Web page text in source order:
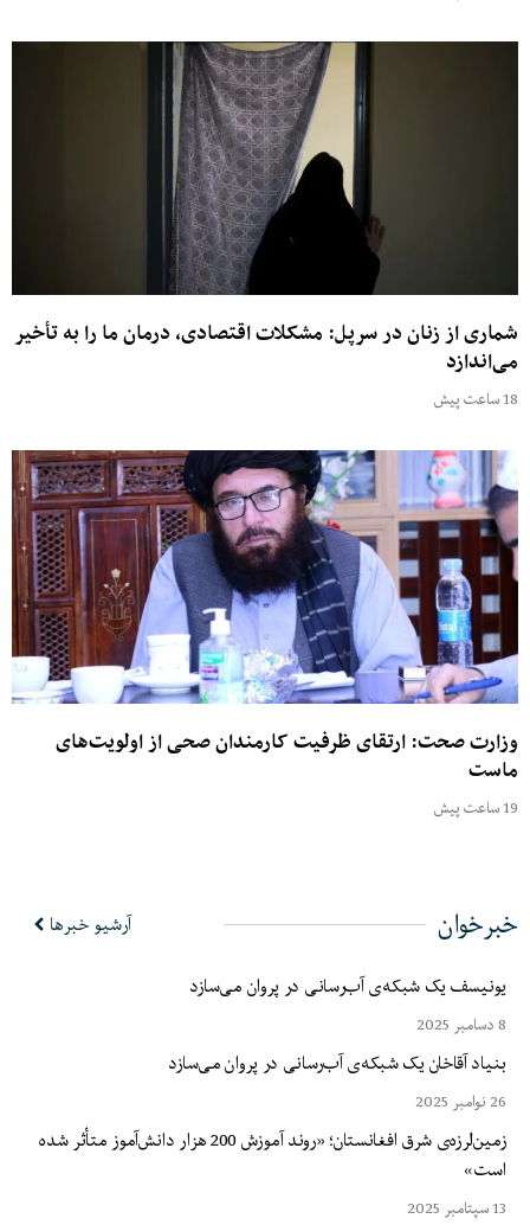
شماری از زنان در سرپل: مشکلات اقتصادی، درمان ما را به تأخیر
می‌اندازد
18 ساعت پیش
وزارت صحت: ارتقای ظرفیت کارمندان صحی از اولویت‌های
ماست
19 ساعت پیش
خبرخوان
آرشیو خبرها
یونیسف یک شبکه‌ی آب‌رسانی در پروان می‌سازد
8 دسامبر 2025
بنیاد آقاخان یک شبکه‌ی آب‌رسانی در پروان می‌سازد
26 نوامبر 2025
زمین‌لرزه‌ی شرق افغانستان؛ «روند آموزش 200 هزار دانش‌آموز متأثر شده
است»
13 سپتامبر 2025